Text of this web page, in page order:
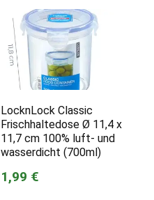
LocknLock Classic
Frischhaltedose Ø 11,4 x
11,7 cm 100% luft- und
wasserdicht (700ml)
1,99 €